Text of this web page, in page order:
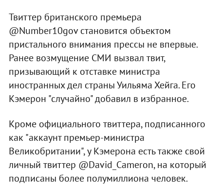
Твиттер британского премьера
@Number10gov становится объектом
пристального внимания прессы не впервые.
Ранее возмущение СМИ вызвал твит,
призывающий к отставке министра
иностранных дел страны Уильяма Хейга. Его
Кэмерон "случайно" добавил в избранное.
Кроме официального твиттера, подписанного
как "аккаунт премьер-министра
Великобритании", у Кэмерона есть также свой
личный твиттер @David_Cameron, на который
подписаны более полумиллиона человек.